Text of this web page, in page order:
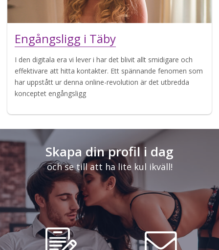
Engångsligg i Täby
I den digitala era vi lever i har det blivit allt smidigare och
effektivare att hitta kontakter. Ett spännande fenomen som
har uppstått ur denna online-revolution är det utbredda
konceptet engångsligg
Skapa din profil i dag
och se till att ha lite kul ikväll!